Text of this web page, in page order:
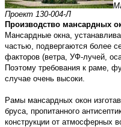
Проект 130-004-Л
Производство мансардных
Мансардные окна,
частью, подвергаются более
факторов (ветра, УФ-лучей,
Поэтому требования к раме,
случае очень высоки.
Рамы мансардных окон
бруса, пропитанного
конструкции от атмосферных